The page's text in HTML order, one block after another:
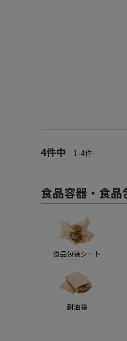
4件中 1-4件
食品容器・食
食品包装シート
耐油袋